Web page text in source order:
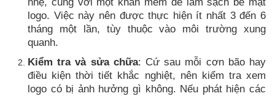
logo. Việc này nên được thực hiện ít nhất 3 đến 6
tháng một lần, tùy thuộc vào môi trường xung
quanh.
Kiểm tra và sửa chữa: Cứ sau mỗi cơn bão hay
điều kiện thời tiết khắc nghiệt, nên kiểm tra xem
logo có bị ảnh hưởng gì không. Nếu phát hiện các